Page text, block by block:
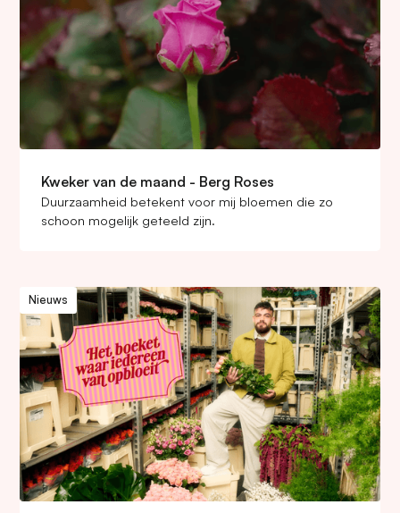
Kweker van de maand - Berg Roses
Duurzaamheid betekent voor mij bloemen die zo
schoon mogelijk geteeld zijn.
Nieuws